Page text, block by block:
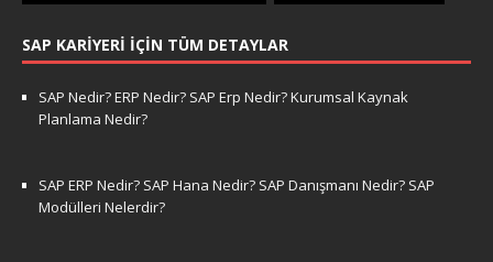
SAP KARIYERI İÇIN TÜM DETAYLAR
SAP Nedir? ERP Nedir? SAP Erp Nedir? Kurumsal Kaynak
Planlama Nedir?
SAP ERP Nedir? SAP Hana Nedir? SAP Danışmanı Nedir? SAP
Modülleri Nelerdir?